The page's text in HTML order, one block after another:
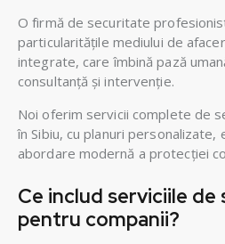
O firmă de securitate
particularitățile mediului de
integrate, care îmbină pază
consultanță și intervenție.
Noi oferim servicii complete de
în Sibiu, cu planuri personalizate,
abordare modernă a protecției
Ce includ serviciile
pentru companii?